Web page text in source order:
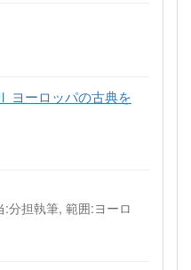
ヨーロッパの古典を
分担執筆, 範囲:ヨーロ